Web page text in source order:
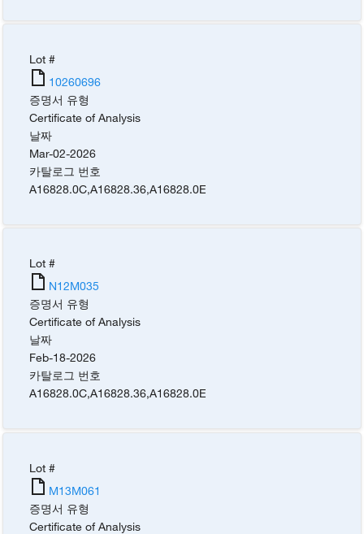
Lot #
10260696
증명서 유형
Certificate of Analysis
날짜
Mar-02-2026
카탈로그 번호
A16828.0C,A16828.36,A16828.0E
Lot #
N12M035
증명서 유형
Certificate of Analysis
날짜
Feb-18-2026
카탈로그 번호
A16828.0C,A16828.36,A16828.0E
Lot #
M13M061
증명서 유형
Certificate of Analysis